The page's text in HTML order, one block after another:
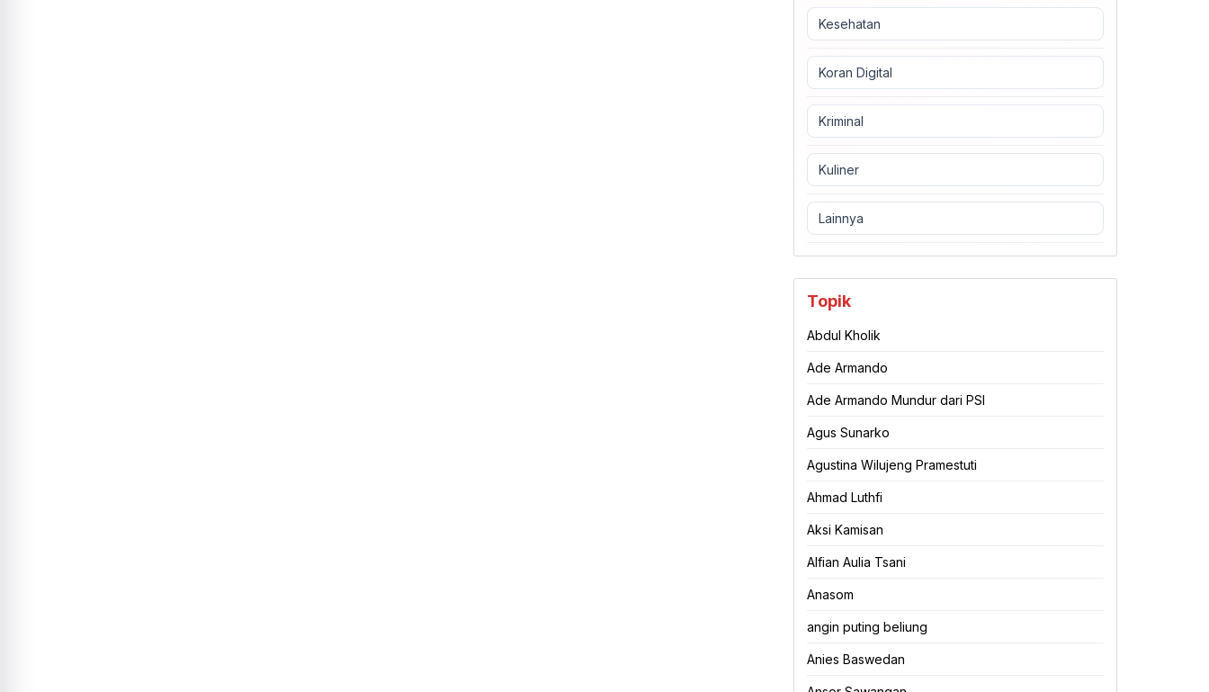
Kesehatan
Koran Digital
Kriminal
Kuliner
Lainnya
Topik
Abdul Kholik
Ade Armando
Ade Armando Mundur dari PSI
Agus Sunarko
Agustina Wilujeng Pramestuti
Ahmad Luthfi
Aksi Kamisan
Alfian Aulia Tsani
Anasom
angin puting beliung
Anies Baswedan